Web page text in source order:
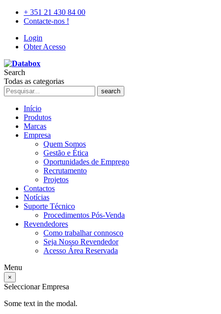
+ 351 21 430 84 00
Contacte-nos !
Login
Obter Acesso
Search
Todas as categorias
search
Início
Produtos
Marcas
Empresa
Quem Somos
Gestão e Ética
Oportunidades de Emprego
Recrutamento
Projetos
Contactos
Notícias
Suporte Técnico
Procedimentos Pós-Venda
Revendedores
Como trabalhar connosco
Seja Nosso Revendedor
Acesso Área Reservada
Menu
×
Seleccionar Empresa
Some text in the modal.